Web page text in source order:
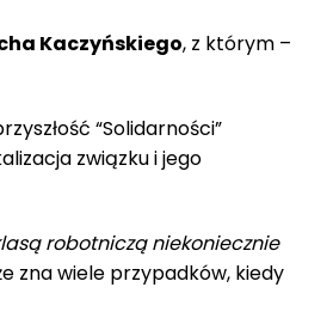
Kaczyńskiego, z którym –
“Solidarności”
związku i jego
robotniczą niekoniecznie
zna wiele przypadków, kiedy